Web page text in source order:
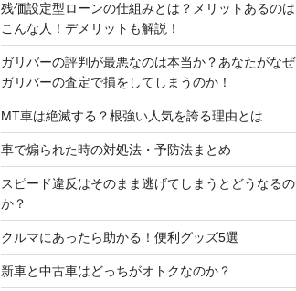
残価設定型ローンの仕組みとは？メリットあるのは
こんな人！デメリットも解説！
ガリバーの評判が最悪なのは本当か？あなたがなぜ
ガリバーの査定で損をしてしまうのか！
MT車は絶滅する？根強い人気を誇る理由とは
車で煽られた時の対処法・予防法まとめ
スピード違反はそのまま逃げてしまうとどうなるの
か？
クルマにあったら助かる！便利グッズ5選
新車と中古車はどっちがオトクなのか？